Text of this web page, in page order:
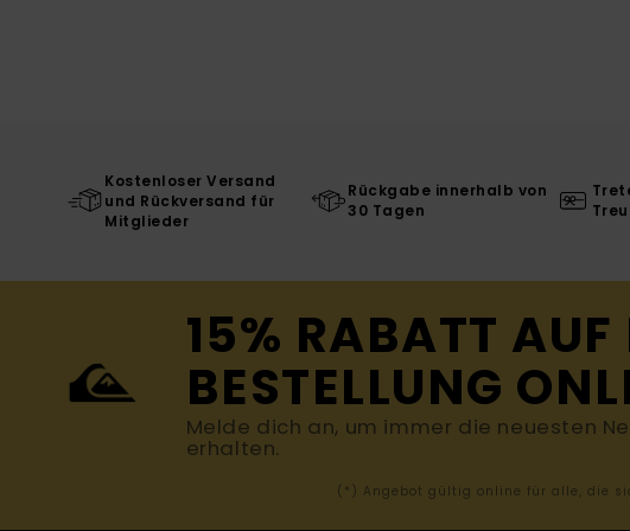
Kostenloser Versand
und Rückversand für
Mitglieder
Rückgabe innerhalb von
30 Tagen
15% RABATT AUF
BESTELLUNG
Melde dich an, um immer die neuesten
erhalten.
(*) Angebot gültig online für alle, die